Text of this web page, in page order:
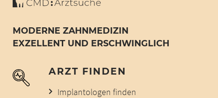
MODERNE ZAHNMEDIZIN
EXZELLENT UND ERSCHWINGLICH
ARZT FINDEN
Implantologen finden